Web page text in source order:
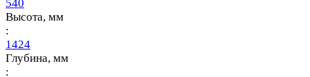
540
Высота, мм
:
1424
Глубина, мм
: